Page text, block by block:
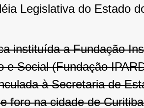
Legislativa do Estado
instituída a Fundação
e Social (Fundação
à Secretaria de
foro na cidade de